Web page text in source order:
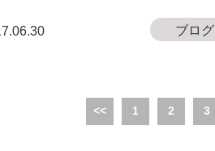
ブログ
<< 1 2 3